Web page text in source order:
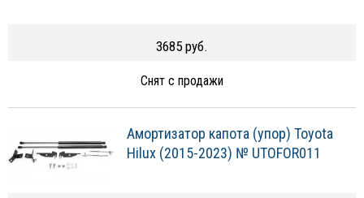
3685 руб.
Снят с продажи
Амортизатор капота (упор) Toyota
Hilux (2015-2023) № UTOFOR011